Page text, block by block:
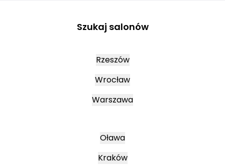
Szukaj salonów
Rzeszów
Wrocław
Warszawa
Oława
Kraków